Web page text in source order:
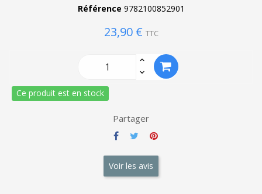
Référence 9782100852901
23,90 € TTC
Ce produit est en stock
Partager
Voir les avis